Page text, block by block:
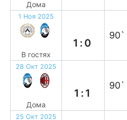
Дома
1 Ноя 2025
В гостях
1:0
90`
28 Окт 2025
Дома
1:1
90`
25 Окт 2025